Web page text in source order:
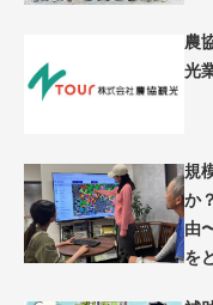
農
光
規
か
由
を